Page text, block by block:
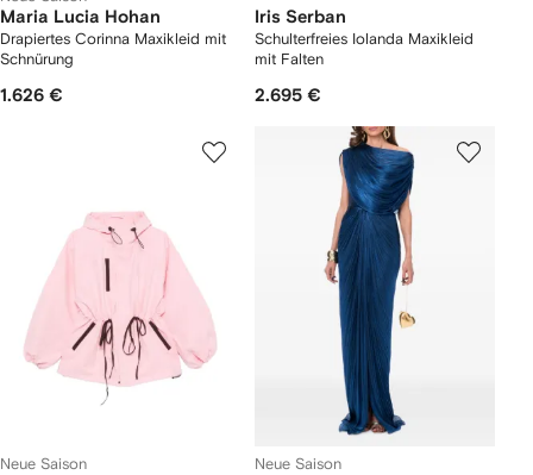
Maria Lucia Hohan
Drapiertes Corinna Maxikleid mit
Schnürung
1.626 €
Iris Serban
Schulterfreies Iolanda Maxikleid
mit Falten
2.695 €
Neue Saison Neue Saison